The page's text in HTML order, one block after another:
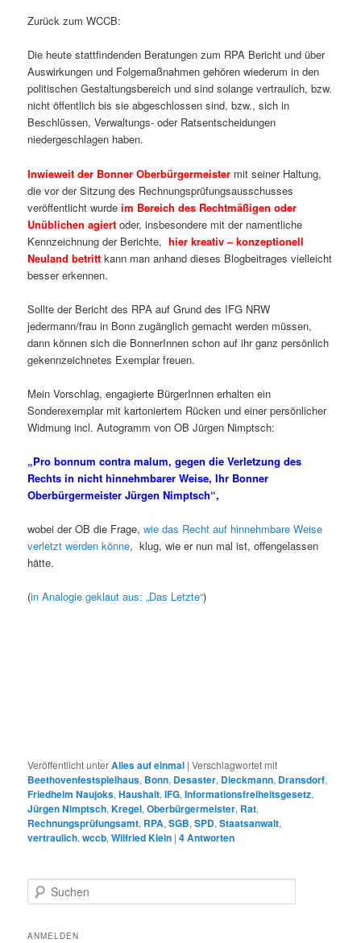
Zurück zum WCCB:
Die heute stattfindenden Beratungen zum RPA Bericht und über
Auswirkungen und Folgemaßnahmen gehören wiederum in den
politischen Gestaltungsbereich und sind solange vertraulich, bzw.
nicht öffentlich bis sie abgeschlossen sind, bzw., sich in
Beschlüssen, Verwaltungs- oder Ratsentscheidungen
niedergeschlagen haben.
Inwieweit der Bonner Oberbürgermeister mit seiner Haltung,
die vor der Sitzung des Rechnungsprüfungsausschusses
veröffentlicht wurdeim Bereich des Rechtmäßigen oder
Unüblichen agiertoder, insbesondere mit der namentliche
Kennzeichnung der Berichte, hier kreativ – konzeptionell
Neuland betritt kann man anhand dieses Blogbeitrages vielleicht
besser erkennen.
Sollte der Bericht des RPA auf Grund des IFG NRW
jedermann/frau in Bonn zugänglich gemacht werden müssen,
dann können sich die BonnerInnen schon auf ihr ganz persönlich
gekennzeichnetes Exemplar freuen.
Mein Vorschlag, engagierte BürgerInnen erhalten ein
Sonderexemplar mit kartoniertem Rücken und einer persönlicher
Widmung incl. Autogramm von OB Jürgen Nimptsch:
„Pro bonnum contra malum, gegen die Verletzung des
Rechts in nicht hinnehmbarer Weise, Ihr Bonner
Oberbürgermeister Jürgen Nimptsch“,
wobei der OB die Frage,wie das Recht auf hinnehmbare Weise
verletzt werden könne, klug, wie er nun mal ist, offengelassen
hätte.
(in Analogie geklaut aus: „Das Letzte“)
Veröffentlicht unterAlles auf einmal |Verschlagwortet mit
Beethovenfestspielhaus, Bonn, Desaster, Dieckmann, Dransdorf,
Friedhelm Naujoks,Haushalt,IFG,Informationsfreiheitsgesetz,
Jürgen Nimptsch,Kregel,Oberbürgermeister, Rat,
Rechnungsprüfungsamt, RPA,SGB,SPD,Staatsanwalt,
vertraulich,wccb,Wilfried Klein |4Antworten
u
h
ANMELDEN